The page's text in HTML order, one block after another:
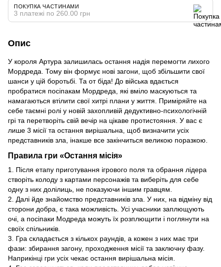
ПОКУПКА ЧАСТИНАМИ
3 платежі по 260.00 грн
Опис
У короля Артура залишилась остання надія перемогти лихого
Мордреда. Тому він формує нові загони, щоб збільшити свої
шанси у цій боротьбі. Та от біда! До війська вдається
пробратися посіпакам Мордреда, які вміло маскуються та
намагаються втілити свої хитрі плани у життя. Приміряйте на
себе таємні ролі у новій захопливій дедуктивно-психологічній
грі та перетворіть свій вечір на цікаве протистояння. У вас є
лише 3 місії та остання вирішальна, щоб визначити усіх
представників зла, інакше все закінчиться великою поразкою.
Правила гри «Остання місія»
1. Після етапу приготування ігрового поля та обрання лідера
створіть колоду з картами персонажів та виберіть для себе
одну з них долілиць, не показуючи іншим гравцям.
2. Далі йде знайомство представників зла. У них, на відміну від
сторони добра, є така можливість. Усі учасники заплющують
очі, а посіпаки Модреда можуть їх розплющити і поглянути на
своїх спільників.
3. Гра складається з кількох раундів, а кожен з них має три
фази: збирання загону, проходження місії та заключну фазу.
Наприкінці гри усіх чекає остання вирішальна місія.